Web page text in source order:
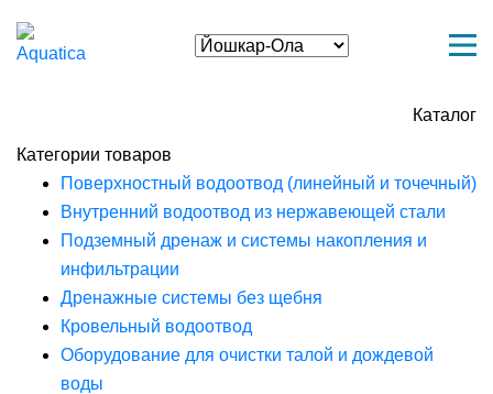
Каталог
Категории товаров
Поверхностный водоотвод (линейный и точечный)
Внутренний водоотвод из нержавеющей стали
Подземный дренаж и системы накопления и
инфильтрации
Дренажные системы без щебня
Кровельный водоотвод
Оборудование для очистки талой и дождевой
воды